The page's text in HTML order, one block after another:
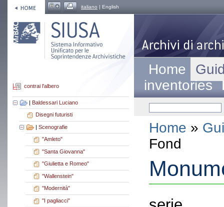
italiano | English
contrai l'albero
| Baldessari Luciano
Disegni futuristi
| Scenografie
"Amleto"
"Santa Giovanna"
"Giulietta e Romeo"
"Wallenstein"
"Modernità"
"I pagliacci"
Home
inventories
Home »
Fond